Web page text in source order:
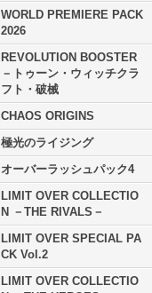
WORLD PREMIERE PACK
2026
REVOLUTION BOOSTER
－トゥーン・ウィッチクラ
フト・破械
CHAOS ORIGINS
極光のライジング
オーバーラッシュパック4
LIMIT OVER COLLECTIO
N －THE RIVALS－
LIMIT OVER SPECIAL PA
CK Vol.2
LIMIT OVER COLLECTIO